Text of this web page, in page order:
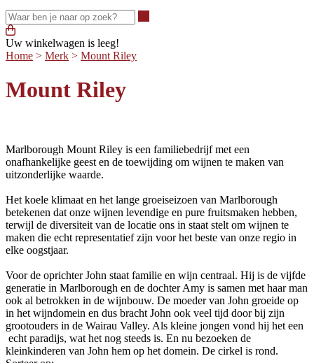
Uw winkelwagen is leeg!
Home > Merk > Mount Riley
Mount Riley
Marlborough Mount Riley is een familiebedrijf met een
onafhankelijke geest en de toewijding om wijnen te maken van
uitzonderlijke waarde.
Het koele klimaat en het lange groeiseizoen van Marlborough
betekenen dat onze wijnen levendige en pure fruitsmaken hebben,
terwijl de diversiteit van de locatie ons in staat stelt om wijnen te
maken die echt representatief zijn voor het beste van onze regio in
elke oogstjaar.
Voor de oprichter John staat familie en wijn centraal. Hij is de vijfde
generatie in Marlborough en de dochter Amy is samen met haar man
ook al betrokken in de wijnbouw. De moeder van John groeide op
in het wijndomein en dus bracht John ook veel tijd door bij zijn
grootouders in de Wairau Valley. Als kleine jongen vond hij het een
echt paradijs, wat het nog steeds is. En nu bezoeken de
kleinkinderen van John hem op het domein. De cirkel is rond.